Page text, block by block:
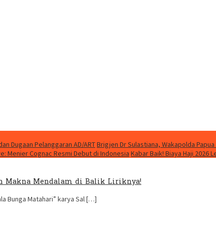
Dugaan Pelanggaran AD/ARTBrigjen Dr Sulastiana, Wakapolda
Menier Cognac Resmi Debut di Indonesia Kabar Baik! Biaya Haji 2026
Makna Mendalam di Balik Liriknya!
Bunga Matahari” karya Sal […]